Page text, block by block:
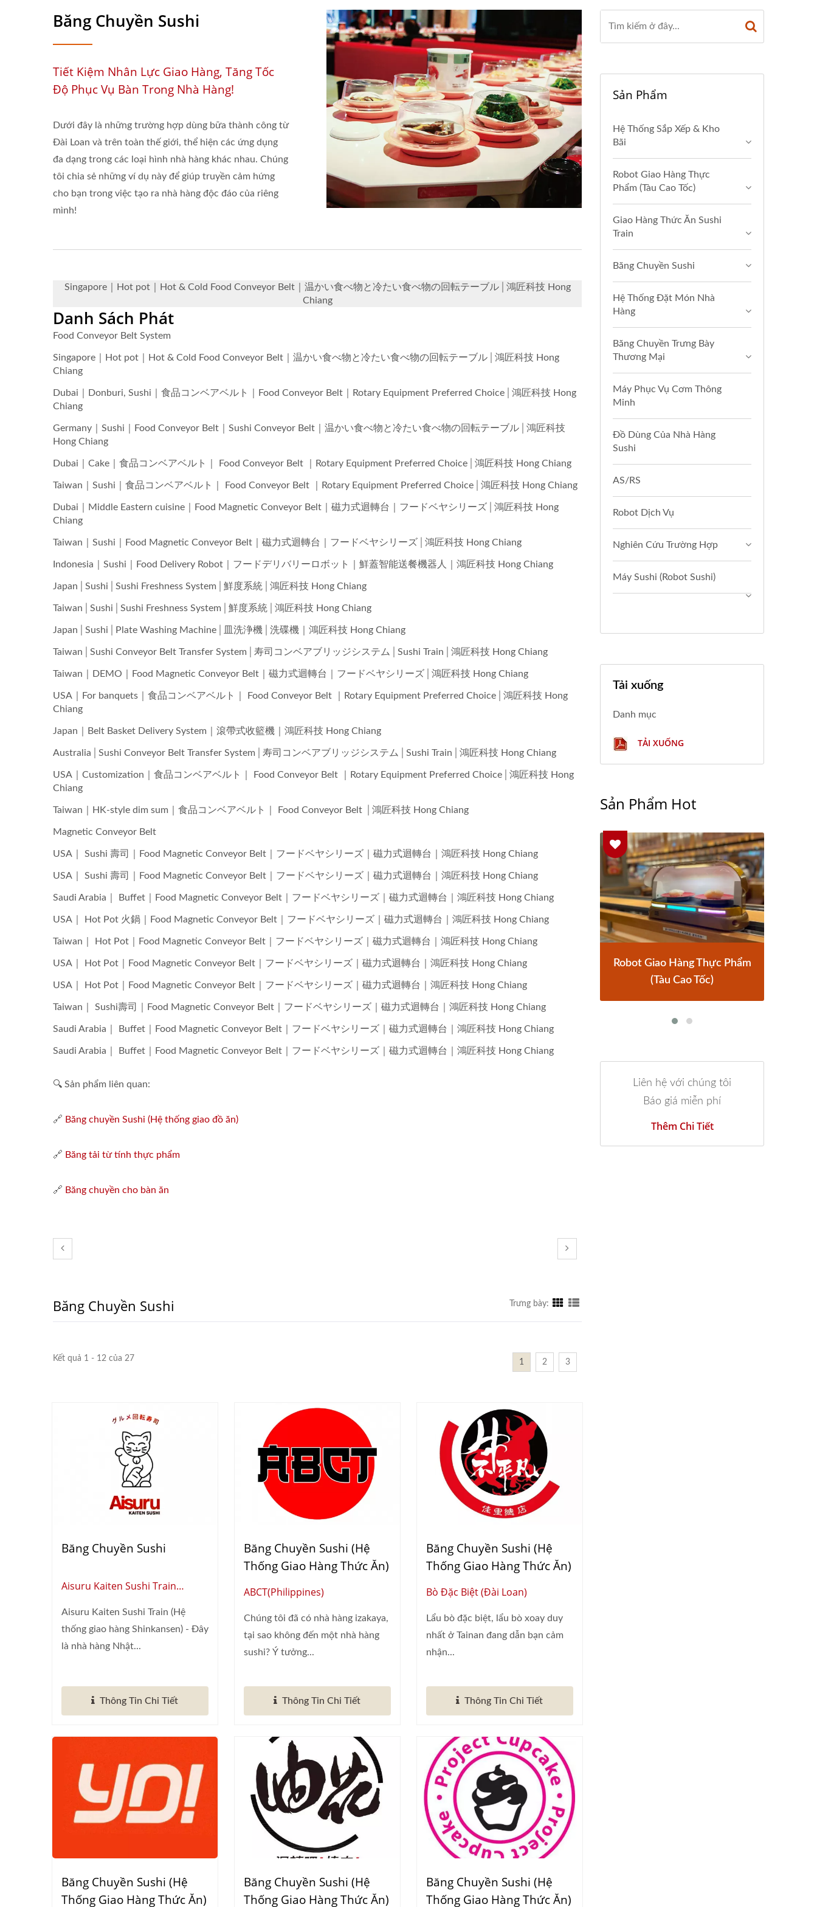
Băng Chuyền Sushi
Tiết Kiệm Nhân Lực Giao Hàng, Tăng Tốc
Độ Phục Vụ Bàn Trong Nhà Hàng!
Dưới đây là những trường hợp dùng bữa thành công từ
Đài Loan và trên toàn thế giới, thể hiện các ứng dụng
đa dạng trong các loại hình nhà hàng khác nhau. Chúng
tôi chia sẻ những ví dụ này để giúp truyền cảm hứng
cho bạn trong việc tạo ra nhà hàng độc đáo của riêng
mình!
Singapore｜Hot pot｜Hot & Cold Food Conveyor Belt｜温かい食べ物と冷たい食べ物の回転テーブル│鴻匠科技 Hong
Chiang
Danh Sách Phát
Food Conveyor Belt System
Singapore｜Hot pot｜Hot & Cold Food Conveyor Belt｜温かい食べ物と冷たい食べ物の回転テーブル│鴻匠科技 Hong
Chiang
Dubai｜Donburi, Sushi｜食品コンベアベルト｜Food Conveyor Belt｜Rotary Equipment Preferred Choice│鴻匠科技 Hong
Chiang
Germany｜Sushi｜Food Conveyor Belt｜Sushi Conveyor Belt｜温かい食べ物と冷たい食べ物の回転テーブル│鴻匠科技
Hong Chiang
Dubai｜Cake｜食品コンベアベルト｜ Food Conveyor Belt ｜Rotary Equipment Preferred Choice│鴻匠科技 Hong Chiang
Taiwan｜Sushi｜食品コンベアベルト｜ Food Conveyor Belt ｜Rotary Equipment Preferred Choice│鴻匠科技 Hong Chiang
Dubai｜Middle Eastern cuisine｜Food Magnetic Conveyor Belt｜磁力式迴轉台｜フードベヤシリーズ│鴻匠科技 Hong
Chiang
Taiwan｜Sushi｜Food Magnetic Conveyor Belt｜磁力式迴轉台｜フードベヤシリーズ│鴻匠科技 Hong Chiang
Indonesia｜Sushi｜Food Delivery Robot｜フードデリバリーロボット｜鮮蓋智能送餐機器人｜鴻匠科技 Hong Chiang
Japan│Sushi│Sushi Freshness System│鮮度系統│鴻匠科技 Hong Chiang
Taiwan│Sushi│Sushi Freshness System│鮮度系統│鴻匠科技 Hong Chiang
Japan│Sushi│Plate Washing Machine│皿洗浄機│洗碟機｜鴻匠科技 Hong Chiang
Taiwan│Sushi Conveyor Belt Transfer System│寿司コンベアブリッジシステム│Sushi Train│鴻匠科技 Hong Chiang
Taiwan｜DEMO｜Food Magnetic Conveyor Belt｜磁力式迴轉台｜フードベヤシリーズ│鴻匠科技 Hong Chiang
USA｜For banquets｜食品コンベアベルト｜ Food Conveyor Belt ｜Rotary Equipment Preferred Choice│鴻匠科技 Hong
Chiang
Japan｜Belt Basket Delivery System｜滾帶式收籃機｜鴻匠科技 Hong Chiang
Australia│Sushi Conveyor Belt Transfer System│寿司コンベアブリッジシステム│Sushi Train│鴻匠科技 Hong Chiang
USA｜Customization｜食品コンベアベルト｜ Food Conveyor Belt ｜Rotary Equipment Preferred Choice│鴻匠科技 Hong
Chiang
Taiwan｜HK-style dim sum｜食品コンベアベルト｜ Food Conveyor Belt │鴻匠科技 Hong Chiang
Magnetic Conveyor Belt
USA｜ Sushi 壽司｜Food Magnetic Conveyor Belt｜フードベヤシリーズ｜磁力式迴轉台｜鴻匠科技 Hong Chiang
USA｜ Sushi 壽司｜Food Magnetic Conveyor Belt｜フードベヤシリーズ｜磁力式迴轉台｜鴻匠科技 Hong Chiang
Saudi Arabia｜ Buffet｜Food Magnetic Conveyor Belt｜フードベヤシリーズ｜磁力式迴轉台｜鴻匠科技 Hong Chiang
USA｜ Hot Pot 火鍋｜Food Magnetic Conveyor Belt｜フードベヤシリーズ｜磁力式迴轉台｜鴻匠科技 Hong Chiang
Taiwan｜ Hot Pot｜Food Magnetic Conveyor Belt｜フードベヤシリーズ｜磁力式迴轉台｜鴻匠科技 Hong Chiang
USA｜ Hot Pot｜Food Magnetic Conveyor Belt｜フードベヤシリーズ｜磁力式迴轉台｜鴻匠科技 Hong Chiang
USA｜ Hot Pot｜Food Magnetic Conveyor Belt｜フードベヤシリーズ｜磁力式迴轉台｜鴻匠科技 Hong Chiang
Taiwan｜ Sushi壽司｜Food Magnetic Conveyor Belt｜フードベヤシリーズ｜磁力式迴轉台｜鴻匠科技 Hong Chiang
Saudi Arabia｜ Buffet｜Food Magnetic Conveyor Belt｜フードベヤシリーズ｜磁力式迴轉台｜鴻匠科技 Hong Chiang
Saudi Arabia｜ Buffet｜Food Magnetic Conveyor Belt｜フードベヤシリーズ｜磁力式迴轉台｜鴻匠科技 Hong Chiang
🔍 Sản phẩm liên quan:
🔗 Băng chuyền Sushi (Hệ thống giao đồ ăn)
🔗 Băng tải từ tính thực phẩm
🔗 Băng chuyền cho bàn ăn
Băng Chuyền Sushi Trưng bày:
Kết quả 1 - 12 của 27 1 2 3
Băng Chuyền Sushi
Aisuru Kaiten Sushi Train
Aisuru Kaiten Sushi Train (Hệ
thống giao hàng Shinkansen) - Đây
là nhà hàng Nhật...
Thông Tin Chi Tiết
Băng Chuyền Sushi (Hệ
Thống Giao Hàng Thức Ăn)
ABCT(Philippines)
Chúng tôi đã có nhà hàng izakaya,
tại sao không đến một nhà hàng
sushi? Ý tưởng...
Thông Tin Chi Tiết
Băng Chuyền Sushi (Hệ
Thống Giao Hàng Thức Ăn)
Bò Đặc Biệt (Đài Loan)
Lẩu bò đặc biệt, lẩu bò xoay duy
nhất ở Tainan đang dẫn bạn cảm
nhận...
Thông Tin Chi Tiết
Băng Chuyền Sushi (Hệ
Thống Giao Hàng Thức Ăn)
Băng Chuyền Sushi (Hệ
Thống Giao Hàng Thức Ăn)
Băng Chuyền Sushi (Hệ
Thống Giao Hàng Thức Ăn)
Sản Phẩm
Hệ Thống Sắp Xếp & Kho
Bãi
Robot Giao Hàng Thực
Phẩm (Tàu Cao Tốc)
Giao Hàng Thức Ăn Sushi
Train
Băng Chuyền Sushi
Hệ Thống Đặt Món Nhà
Hàng
Băng Chuyền Trưng Bày
Thương Mại
Máy Phục Vụ Cơm Thông
Minh
Đồ Dùng Của Nhà Hàng
Sushi
AS/RS
Robot Dịch Vụ
Nghiên Cứu Trường Hợp
Máy Sushi (Robot Sushi)
Tải xuống
Danh mục
TẢI XUỐNG
Sản Phẩm Hot
Robot Giao Hàng Thực Phẩm
(Tàu Cao Tốc)
Hệ Thống Giao Hàng Thực
Phẩm
Robot Giao Hàng Thực Phẩm
(Tàu Cao Tốc)
Hệ Thống Giao Hàng Thực
Phẩm
Liên hệ với chúng tôi
Báo giá miễn phí
Thêm Chi Tiết